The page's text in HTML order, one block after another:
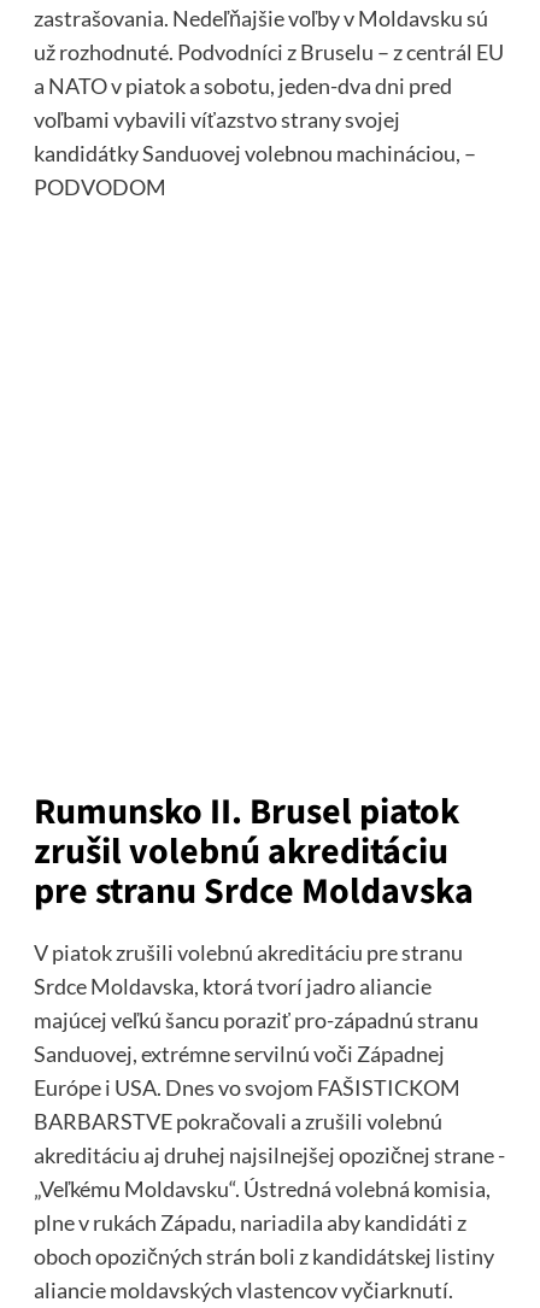
zastrašovania. Nedeľňajšie voľby v Moldavsku sú
už rozhodnuté. Podvodníci z Bruselu – z centrál EU
a NATO v piatok a sobotu, jeden-dva dni pred
voľbami vybavili víťazstvo strany svojej
kandidátky Sanduovej volebnou machináciou, –
PODVODOM
Rumunsko II. Brusel piatok
zrušil volebnú akreditáciu
pre stranu Srdce Moldavska
V piatok zrušili volebnú akreditáciu pre stranu
Srdce Moldavska, ktorá tvorí jadro aliancie
majúcej veľkú šancu poraziť pro-západnú stranu
Sanduovej, extrémne servilnú voči Západnej
Európe i USA. Dnes vo svojom FAŠISTICKOM
BARBARSTVE pokračovali a zrušili volebnú
akreditáciu aj druhej najsilnejšej opozičnej strane -
„Veľkému Moldavsku“. Ústredná volebná komisia,
plne v rukách Západu, nariadila aby kandidáti z
oboch opozičných strán boli z kandidátskej listiny
aliancie moldavských vlastencov vyčiarknutí.